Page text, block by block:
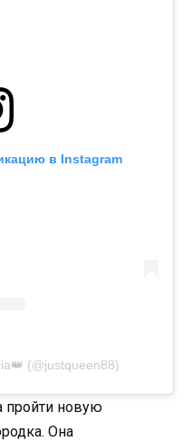
в Instagram
(@justqueen88)
пройти новую
Она